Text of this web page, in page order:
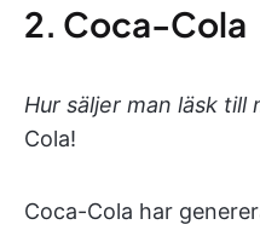
2. Coca-Cola
Hur säljer man läsk till
Cola!
Coca-Cola har